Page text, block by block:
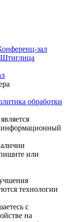
зал
обработки
информационный
или
технологии
с
на